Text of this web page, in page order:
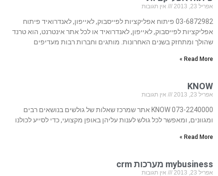
אפריל 23, 2013 אין תגובות
03-6872982 פיתוח אפליקציות לפייסבוק, לאייפון, לאנדרואיד פיתוח
אפליקציות לפייסבוק, לאייפון, לאנדרואיד או לכל אתר אינטרנט, הוא טרנד
שהולך ומתחזק בשנים האחרונות. מותגים וחברות רבות מעדיפים
Read More »
KNOW
אפריל 23, 2013 אין תגובות
073-2240000 KNOW אתר שמרכז שאלות של גולשים בנושאים רבים
ומגוונים, ומאפשר לכל גולש לענות עליהן באופן מקצועי, כדי לסייע לכולנו
Read More »
mybusiness מערכות crm
אפריל 23, 2013 אין תגובות